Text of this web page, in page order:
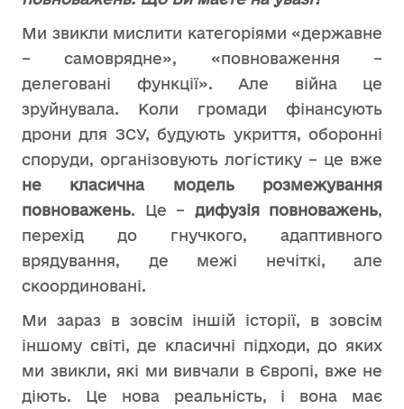
Ми звикли мислити категоріями «державне
– самоврядне», «повноваження –
делеговані функції». Але війна це
зруйнувала. Коли громади фінансують
дрони для ЗСУ, будують укриття, оборонні
споруди, організовують логістику – це вже
не класична модель розмежування
повноважень. Це – дифузія повноважень,
перехід до гнучкого, адаптивного
врядування, де межі нечіткі, але
скоординовані.
Ми зараз в зовсім іншій історії, в зовсім
іншому світі, де класичні підходи, до яких
ми звикли, які ми вивчали в Європі, вже не
діють. Це нова реальність, і вона має